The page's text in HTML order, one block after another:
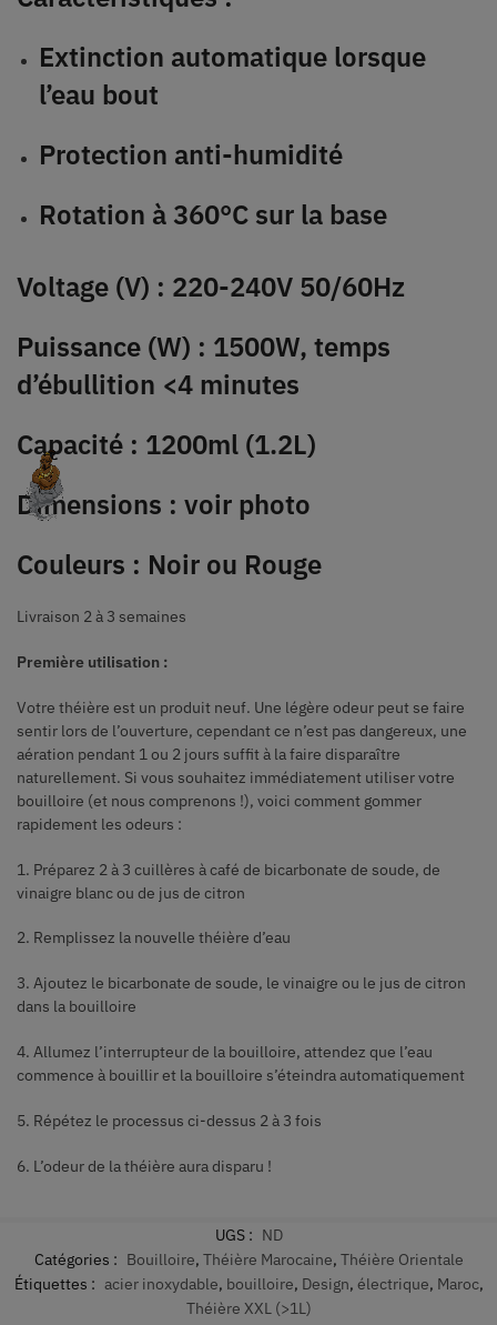
Extinction automatique lorsque
l’eau bout
Protection anti-humidité
Rotation à 360°C sur la base
Voltage (V) : 220-240V 50/60Hz
Puissance (W) : 1500W, temps
d’ébullition <4 minutes
Capacité : 1200ml (1.2L)
Dimensions : voir photo
Couleurs : Noir ou Rouge
Livraison 2 à 3 semaines
Première utilisation :
Votre théière est un produit neuf. Une légère odeur peut se faire
sentir lors de l’ouverture, cependant ce n’est pas dangereux, une
aération pendant 1 ou 2 jours suffit à la faire disparaître
naturellement. Si vous souhaitez immédiatement utiliser votre
bouilloire (et nous comprenons !), voici comment gommer
rapidement les odeurs :
1. Préparez 2 à 3 cuillères à café de bicarbonate de soude, de
vinaigre blanc ou de jus de citron
2. Remplissez la nouvelle théière d’eau
3. Ajoutez le bicarbonate de soude, le vinaigre ou le jus de citron
dans la bouilloire
4. Allumez l’interrupteur de la bouilloire, attendez que l’eau
commence à bouillir et la bouilloire s’éteindra automatiquement
5. Répétez le processus ci-dessus 2 à 3 fois
6. L’odeur de la théière aura disparu !
UGS : ND
Catégories : Bouilloire, Théière Marocaine, Théière Orientale
Étiquettes : acier inoxydable, bouilloire, Design, électrique, Maroc,
Théière XXL (>1L)